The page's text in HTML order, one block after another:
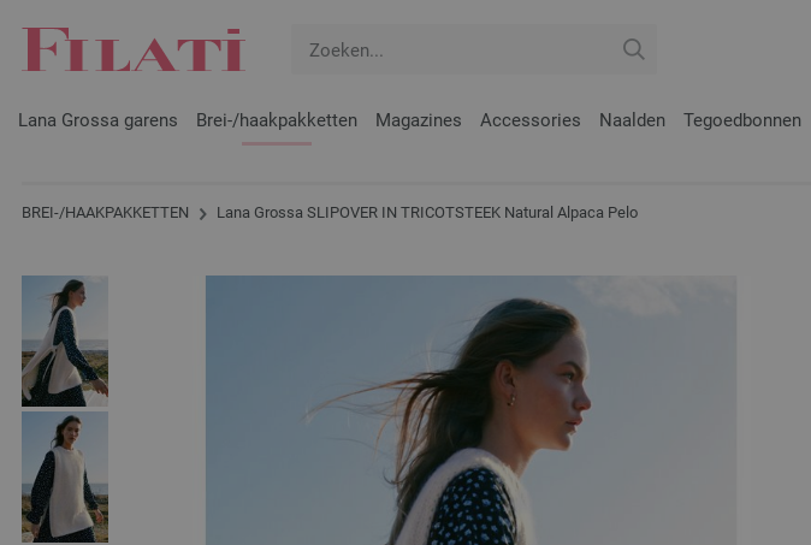
Lana Grossa garens Brei-/haakpakketten Magazines Accessories Naalden Tegoedbonnen
BREI-/HAAKPAKKETTEN Lana Grossa SLIPOVER IN TRICOTSTEEK Natural Alpaca Pelo